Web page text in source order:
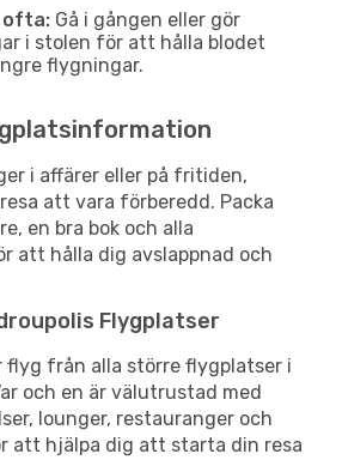
ofta: Gå i gången eller gör
i stolen för att hålla blodet
flygningar.
i affärer eller på fritiden,
att vara förberedd. Packa
en bra bok och alla
att hålla dig avslappnad och
Flygplatser
flyg från alla större flygplatser i
och en är välutrustad med
lounger, restauranger och
att hjälpa dig att starta din resa